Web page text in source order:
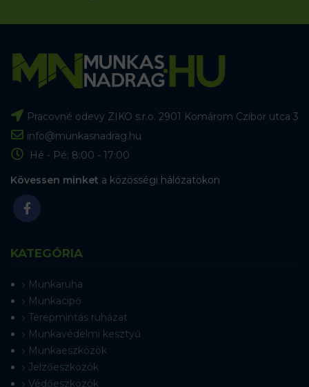
Pracovné odevy ZIKO s.r.o. 2901 Komárom Czibor utca 3
info@munkasnadrag.hu
Hé - Pé: 8:00 - 17:00
Kövessen minket a közösségi hálózatokon
KATEGÓRIA
Munkaruha
Munkacipő
Terepmintás ruházat
Munkavédelmi kesztyű
Munkaeszközök
Jelzőeszközök
Védőeszközök